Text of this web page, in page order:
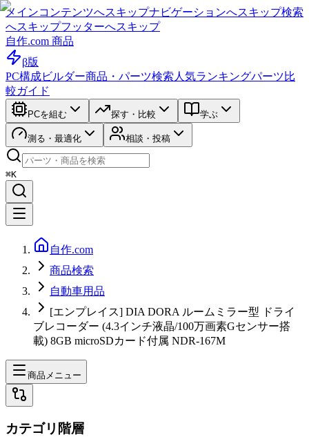
メインコンテンツへスキップナビゲーションへスキップ検索
へスキップフッターへスキップ
自作.com 商品
β版
PC構成ビルダー商品・パーツ検索 人気ランキングパーツ比
較ガイド
PCを組む 探す・比較 学ぶ
測る・最適化 相談・投稿
⌘K
自作.com
商品検索
自動車用品
[エンプレイス] DIA DORA ルームミラー型 ドライ
ブレコーダー (4.3インチ液晶/100万画素Gセンサー搭
載) 8GB microSDカード付属 NDR-167M
商品メニュー
カテゴリ階層